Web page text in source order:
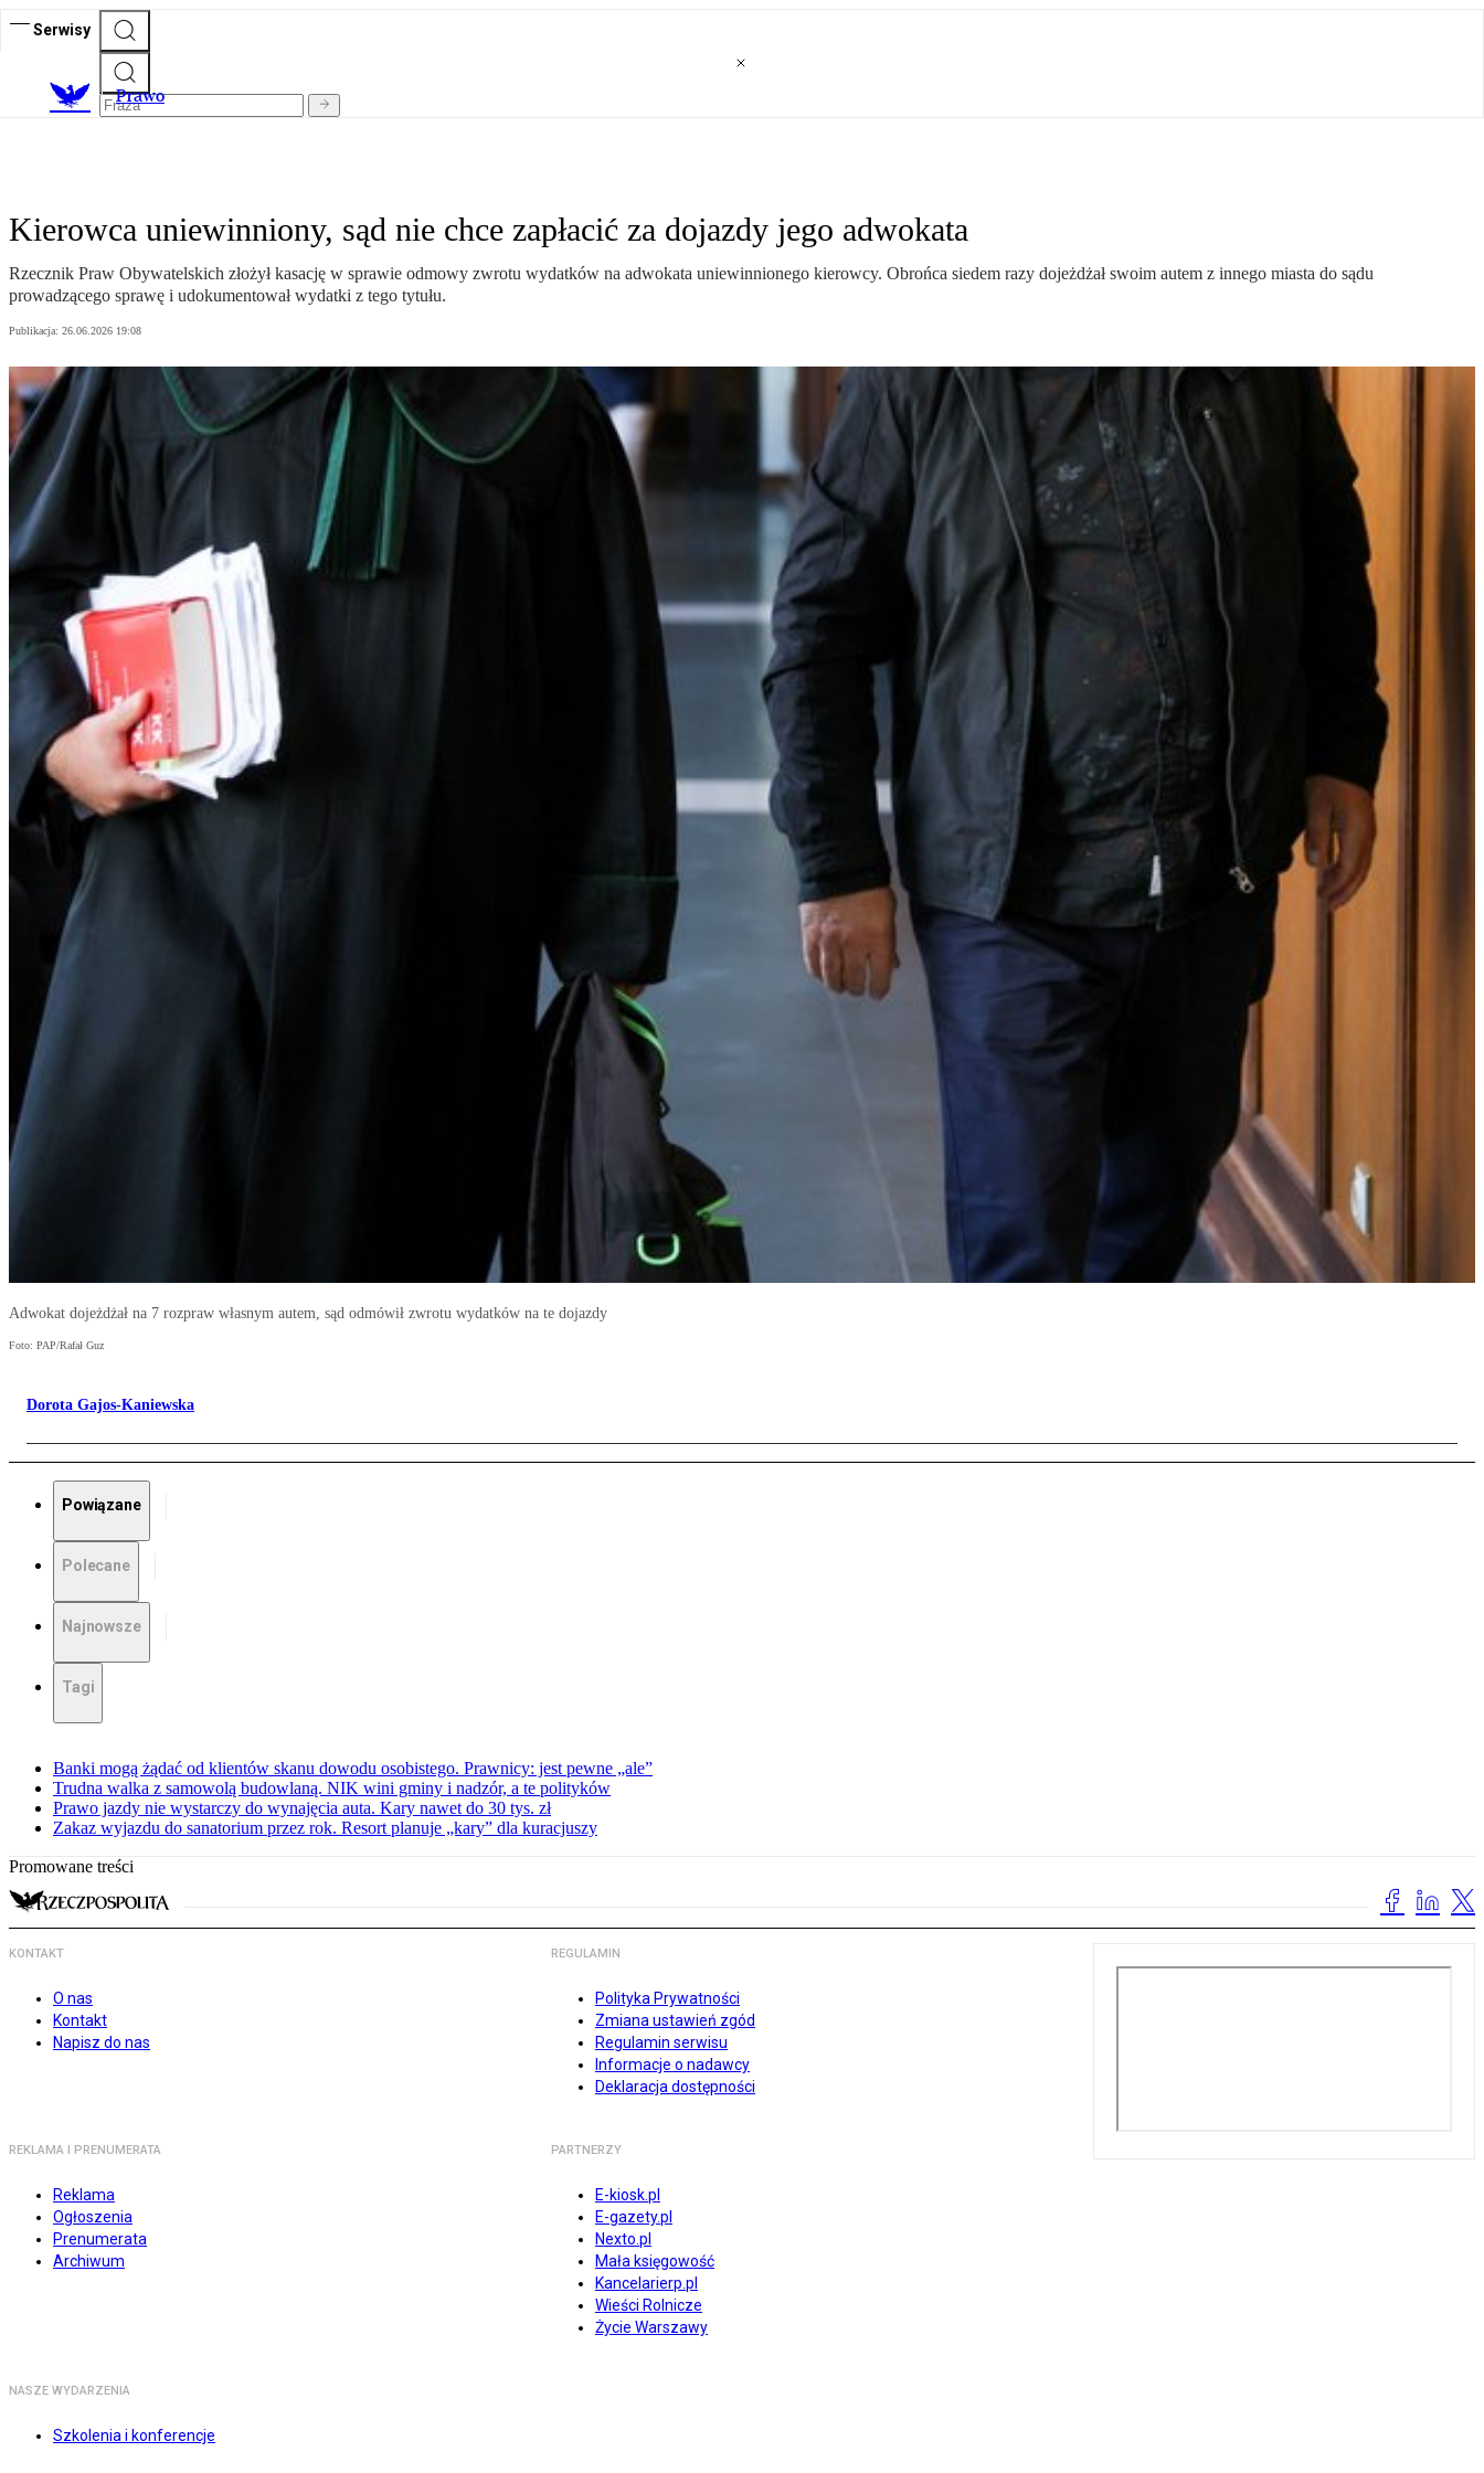
Serwisy
Prawo
Kierowca uniewinniony, sąd nie chce zapłacić za dojazdy jego adwokata
Rzecznik Praw Obywatelskich złożył kasację w sprawie odmowy zwrotu wydatków na adwokata uniewinnionego kierowcy. Obrońca siedem razy dojeżdżał swoim autem z innego miasta do sądu
prowadzącego sprawę i udokumentował wydatki z tego tytułu.
Publikacja: 26.06.2026 19:08
Adwokat dojeżdżał na 7 rozpraw własnym autem, sąd odmówił zwrotu wydatków na te dojazdy
Foto: PAP/Rafał Guz
Dorota Gajos-Kaniewska
Powiązane
Polecane
Najnowsze
Tagi
Banki mogą żądać od klientów skanu dowodu osobistego. Prawnicy: jest pewne „ale”
Trudna walka z samowolą budowlaną. NIK wini gminy i nadzór, a te polityków
Prawo jazdy nie wystarczy do wynajęcia auta. Kary nawet do 30 tys. zł
Zakaz wyjazdu do sanatorium przez rok. Resort planuje „kary” dla kuracjuszy
Promowane treści
KONTAKT
O nas
Kontakt
Napisz do nas
REGULAMIN
Polityka Prywatności
Zmiana ustawień zgód
Regulamin serwisu
Informacje o nadawcy
Deklaracja dostępności
REKLAMA I PRENUMERATA
Reklama
Ogłoszenia
Prenumerata
Archiwum
PARTNERZY
E-kiosk.pl
E-gazety.pl
Nexto.pl
Mała księgowość
Kancelarierp.pl
Wieści Rolnicze
Życie Warszawy
NASZE WYDARZENIA
Szkolenia i konferencje